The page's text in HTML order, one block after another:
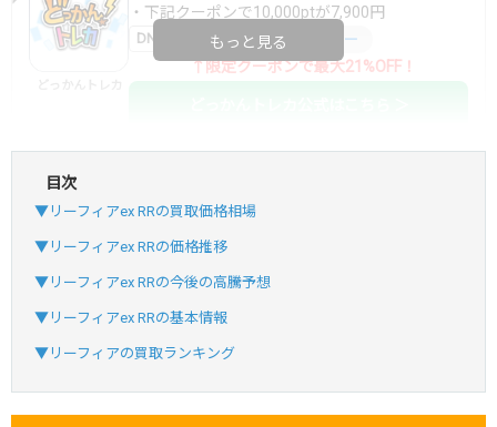
・下記クーポンで10,000ptが7,900円
DNGBIF4X コードコピー
↑限定クーポンで最大21%OFF！
おりパンダ
・新規登録で6種類アド確解禁
SVGC7P
・1,000円で1,500coin買える
もっと見る
目次
▼リーフィアex RRの買取価格相場
▼リーフィアex RRの価格推移
▼リーフィアex RRの今後の高騰予想
▼リーフィアex RRの基本情報
▼リーフィアの買取ランキング